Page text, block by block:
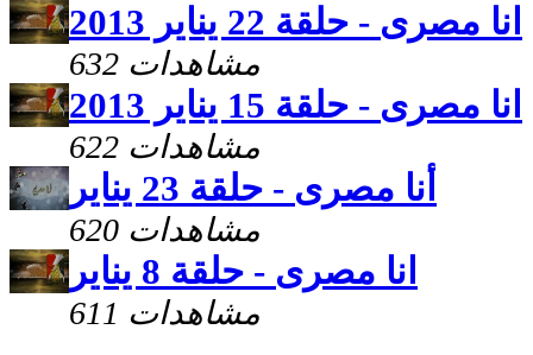
انا مصرى - حلقة 22 يناير 2013
632 مشاهدات
انا مصرى - حلقة 15 يناير 2013
622 مشاهدات
أنا مصرى - حلقة 23 يناير
620 مشاهدات
انا مصرى - حلقة 8 يناير
611 مشاهدات